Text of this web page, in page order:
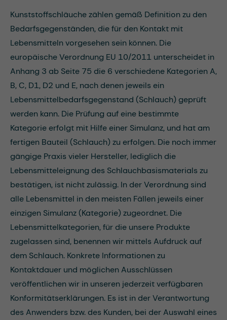
Kunststoffschläuche zählen gemäß Definition zu den
Bedarfsgegenständen, die für den Kontakt mit
Lebensmitteln vorgesehen sein können. Die
europäische Verordnung EU 10/2011 unterscheidet in
Anhang 3 ab Seite 75 die 6 verschiedene Kategorien A,
B, C, D1, D2 und E, nach denen jeweils ein
Lebensmittelbedarfsgegenstand (Schlauch) geprüft
werden kann. Die Prüfung auf eine bestimmte
Kategorie erfolgt mit Hilfe einer Simulanz, und hat am
fertigen Bauteil (Schlauch) zu erfolgen. Die noch immer
gängige Praxis vieler Hersteller, lediglich die
Lebensmitteleignung des Schlauchbasismaterials zu
bestätigen, ist nicht zulässig. In der Verordnung sind
alle Lebensmittel in den meisten Fällen jeweils einer
einzigen Simulanz (Kategorie) zugeordnet. Die
Lebensmittelkategorien, für die unsere Produkte
zugelassen sind, benennen wir mittels Aufdruck auf
dem Schlauch. Konkrete Informationen zu
Kontaktdauer und möglichen Ausschlüssen
veröffentlichen wir in unseren jederzeit verfügbaren
Konformitätserklärungen. Es ist in der Verantwortung
des Anwenders bzw. des Kunden, bei der Auswahl eines